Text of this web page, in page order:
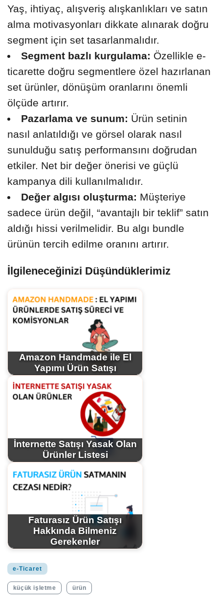
Yaş, ihtiyaç, alışveriş alışkanlıkları ve satın
alma motivasyonları dikkate alınarak doğru
segment için set tasarlanmalıdır.
Segment bazlı kurgulama: Özellikle e-
ticarette doğru segmentlere özel hazırlanan
set ürünler, dönüşüm oranlarını önemli
ölçüde artırır.
Pazarlama ve sunum: Ürün setinin
nasıl anlatıldığı ve görsel olarak nasıl
sunulduğu satış performansını doğrudan
etkiler. Net bir değer önerisi ve güçlü
kampanya dili kullanılmalıdır.
Değer algısı oluşturma: Müşteriye
sadece ürün değil, “avantajlı bir teklif” satın
aldığı hissi verilmelidir. Bu algı bundle
ürünün tercih edilme oranını artırır.
İlgileneceğinizi Düşündüklerimiz
Amazon Handmade ile El
Yapımı Ürün Satışı
İnternette Satışı Yasak Olan
Ürünler Listesi
Faturasız Ürün Satışı
Hakkında Bilmeniz
Gerekenler
e-Ticaret
küçük işletme ürün